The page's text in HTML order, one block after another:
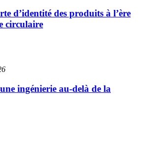
d’identité des produits à l’ère
circulaire
ingénierie au-delà de la